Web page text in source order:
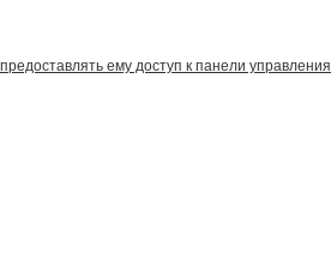
ему доступ к панели управления